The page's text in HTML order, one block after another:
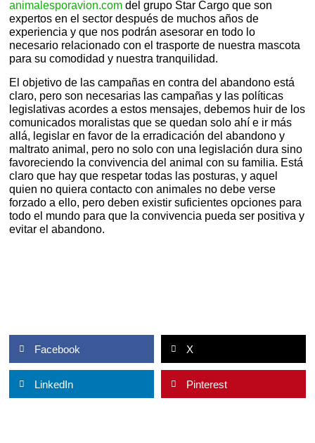
animalesporavion.com del grupo Star Cargo que son
expertos en el sector después de muchos años de
experiencia y que nos podrán asesorar en todo lo
necesario relacionado con el trasporte de nuestra mascota
para su comodidad y nuestra tranquilidad.
El objetivo de las campañas en contra del abandono está
claro, pero son necesarias las campañas y las políticas
legislativas acordes a estos mensajes, debemos huir de los
comunicados moralistas que se quedan solo ahí e ir más
allá, legislar en favor de la erradicación del abandono y
maltrato animal, pero no solo con una legislación dura sino
favoreciendo la convivencia del animal con su familia. Está
claro que hay que respetar todas las posturas, y aquel
quien no quiera contacto con animales no debe verse
forzado a ello, pero deben existir suficientes opciones para
todo el mundo para que la convivencia pueda ser positiva y
evitar el abandono.
Facebook X
LinkedIn Pinterest